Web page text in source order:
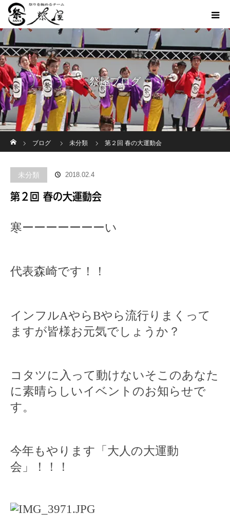
祭屋ブログ
ブログ
未分類 第２回 春の大運動会
未分類 2018.02.4
第２回 春の大運動会
寒ーーーーーーーい
代表森崎です！！
インフルAやらBやら流行りまくって
ますが皆様お元気でしょうか？
コタツに入って動けないそこのあなた
に素晴らしいイベントのお知らせで
す。
今年もやります「大人の大運動
会」！！！